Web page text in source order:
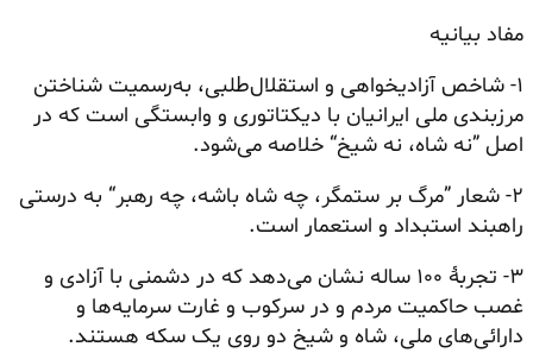
مفاد بیانیه
۱- شاخص آزادیخواهی و استقلال‌طلبی، به‌رسمیت شناختن
مرزبندی ملی ایرانیان با دیکتاتوری و وابستگی است که در
اصل ”نه شاه، نه شیخ“ خلاصه می‌شود.
۲- شعار ”مرگ بر ستمگر، چه شاه باشه، چه رهبر“ به درستی
راهبند استبداد و استعمار است.
۳- تجربهٔ ۱۰۰ ساله نشان می‌دهد که در دشمنی با آزادی و
غصب حاکمیت مردم و در سرکوب و غارت سرمایه‌ها و
دارائی‌های ملی، شاه و شیخ دو روی یک سکه هستند.